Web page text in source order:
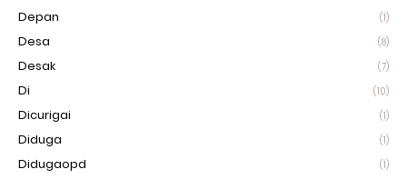
Depan (1)
Desa (8)
Desak (7)
Di (10)
Dicurigai (1)
Diduga (1)
Didugaopd (1)